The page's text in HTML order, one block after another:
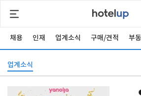
채용 인재 업계소식 구매/견적 부
업계소식